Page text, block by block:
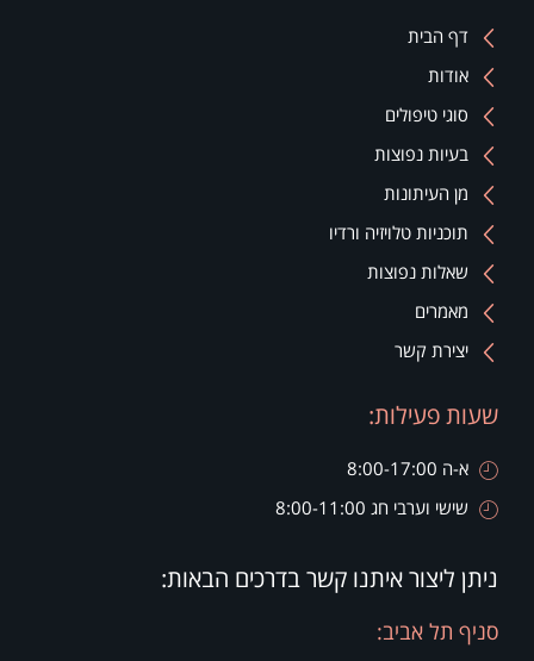
ניתן ליצור איתנו קשר בדרכים הבאות:
סניף תל אביב:
דף הבית
אודות
סוגי טיפולים
בעיות נפוצות
מן העיתונות
תוכניות טלויזיה ורדיו
שאלות נפוצות
מאמרים
יצירת קשר
שעות פעילות:
א-ה 8:00-17:00
שישי וערבי חג 8:00-11:00